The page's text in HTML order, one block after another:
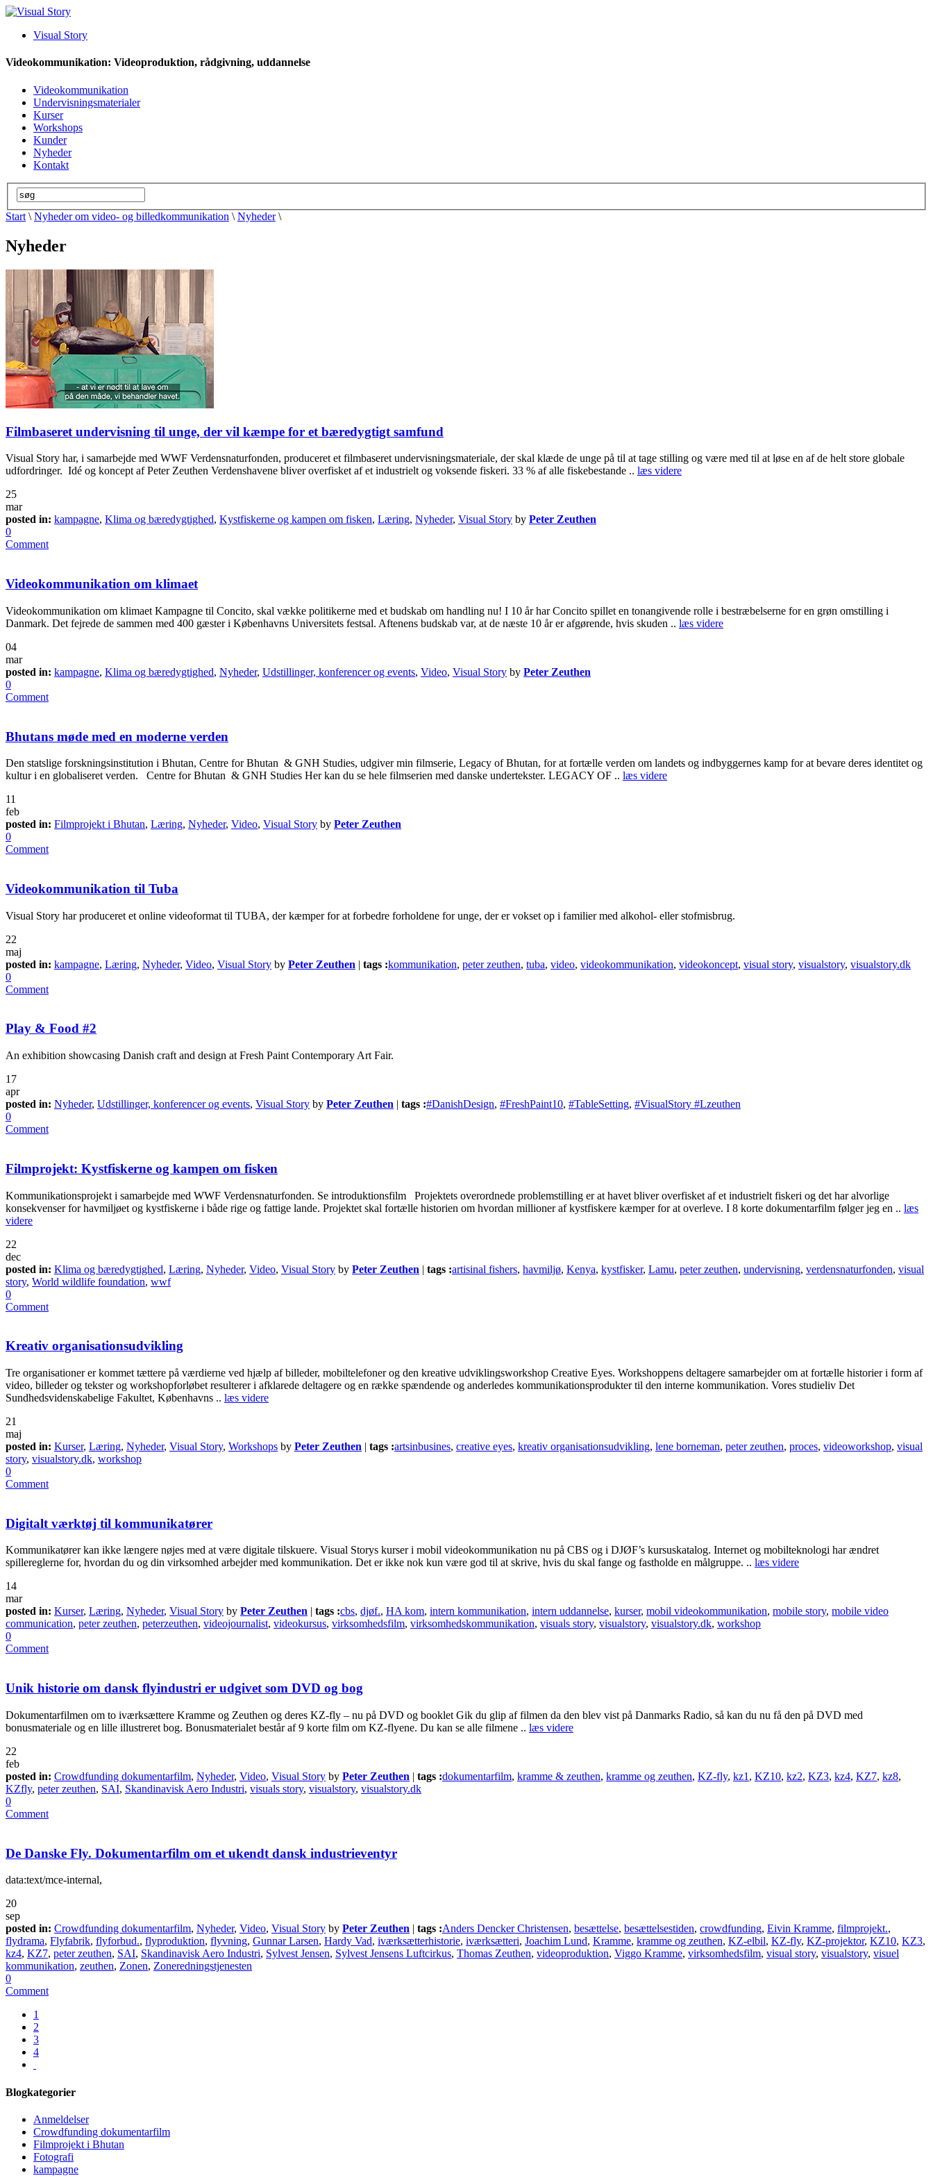
Visual Story
Videokommunikation: Videoproduktion, rådgivning, uddannelse
Videokommunikation
Undervisningsmaterialer
Kurser
Workshops
Kunder
Nyheder
Kontakt
Start \ Nyheder om video- og billedkommunikation \ Nyheder\
Nyheder
Filmbaseret undervisning til unge, der vil kæmpe for et bæredygtigt samfund
Visual Story har, i samarbejde med WWF Verdensnaturfonden, produceret et filmbaseret undervisningsmateriale, der skal klæde de unge på til at tage stilling og være med til at løse en af de helt store globale
udfordringer. Idé og koncept af Peter Zeuthen Verdenshavene bliver overfisket af et industrielt og voksende fiskeri. 33 % af alle fiskebestande .. læs videre
25
mar
posted in: kampagne, Klima og bæredygtighed, Kystfiskerne og kampen om fisken, Læring, Nyheder, Visual Story by Peter Zeuthen
0
Comment
Videokommunikation om klimaet
Videokommunikation om klimaet Kampagne til Concito, skal vække politikerne med et budskab om handling nu! I 10 år har Concito spillet en tonangivende rolle i bestræbelserne for en grøn omstilling i
Danmark. Det fejrede de sammen med 400 gæster i Københavns Universitets festsal. Aftenens budskab var, at de næste 10 år er afgørende, hvis skuden .. læs videre
04
mar
posted in: kampagne, Klima og bæredygtighed, Nyheder, Udstillinger, konferencer og events, Video, Visual Story by Peter Zeuthen
0
Comment
Bhutans møde med en moderne verden
Den statslige forskningsinstitution i Bhutan, Centre for Bhutan & GNH Studies, udgiver min filmserie, Legacy of Bhutan, for at fortælle verden om landets og indbyggernes kamp for at bevare deres identitet og
kultur i en globaliseret verden. Centre for Bhutan & GNH Studies Her kan du se hele filmserien med danske undertekster. LEGACY OF .. læs videre
11
feb
posted in: Filmprojekt i Bhutan, Læring, Nyheder, Video, Visual Story by Peter Zeuthen
0
Comment
Videokommunikation til Tuba
Visual Story har produceret et online videoformat til TUBA, der kæmper for at forbedre forholdene for unge, der er vokset op i familier med alkohol- eller stofmisbrug.
22
maj
posted in: kampagne, Læring, Nyheder, Video, Visual Story by Peter Zeuthen | tags :kommunikation, peter zeuthen, tuba, video, videokommunikation, videokoncept, visual story, visualstory, visualstory.dk
0
Comment
Play & Food #2
An exhibition showcasing Danish craft and design at Fresh Paint Contemporary Art Fair.
17
apr
posted in: Nyheder, Udstillinger, konferencer og events, Visual Story by Peter Zeuthen | tags :#DanishDesign, #FreshPaint10, #TableSetting, #VisualStory #Lzeuthen
0
Comment
Filmprojekt: Kystfiskerne og kampen om fisken
Kommunikationsprojekt i samarbejde med WWF Verdensnaturfonden. Se introduktionsfilm Projektets overordnede problemstilling er at havet bliver overfisket af et industrielt fiskeri og det har alvorlige
konsekvenser for havmiljøet og kystfiskerne i både rige og fattige lande. Projektet skal fortælle historien om hvordan millioner af kystfiskere kæmper for at overleve. I 8 korte dokumentarfilm følger jeg en .. læs
videre
22
dec
posted in: Klima og bæredygtighed, Læring, Nyheder, Video, Visual Story by Peter Zeuthen | tags :artisinal fishers, havmiljø, Kenya, kystfisker, Lamu, peter zeuthen, undervisning, verdensnaturfonden, visual
story, World wildlife foundation, wwf
0
Comment
Kreativ organisationsudvikling
Tre organisationer er kommet tættere på værdierne ved hjælp af billeder, mobiltelefoner og den kreative udviklingsworkshop Creative Eyes. Workshoppens deltagere samarbejder om at fortælle historier i form af
video, billeder og tekster og workshopforløbet resulterer i afklarede deltagere og en række spændende og anderledes kommunikationsprodukter til den interne kommunikation. Vores studieliv Det
Sundhedsvidenskabelige Fakultet, Københavns .. læs videre
21
maj
posted in: Kurser, Læring, Nyheder, Visual Story, Workshops by Peter Zeuthen | tags :artsinbusines, creative eyes, kreativ organisationsudvikling, lene borneman, peter zeuthen, proces, videoworkshop, visual
story, visualstory.dk, workshop
0
Comment
Digitalt værktøj til kommunikatører
Kommunikatører kan ikke længere nøjes med at være digitale tilskuere. Visual Storys kurser i mobil videokommunikation nu på CBS og i DJØF’s kursuskatalog. Internet og mobilteknologi har ændret
spillereglerne for, hvordan du og din virksomhed arbejder med kommunikation. Det er ikke nok kun være god til at skrive, hvis du skal fange og fastholde en målgruppe. .. læs videre
14
mar
posted in: Kurser, Læring, Nyheder, Visual Story by Peter Zeuthen | tags :cbs, djøf., HA kom, intern kommunikation, intern uddannelse, kurser, mobil videokommunikation, mobile story, mobile video
communication, peter zeuthen, peterzeuthen, videojournalist, videokursus, virksomhedsfilm, virksomhedskommunikation, visuals story, visualstory, visualstory.dk, workshop
0
Comment
Unik historie om dansk flyindustri er udgivet som DVD og bog
Dokumentarfilmen om to iværksættere Kramme og Zeuthen og deres KZ-fly – nu på DVD og booklet Gik du glip af filmen da den blev vist på Danmarks Radio, så kan du nu få den på DVD med
bonusmateriale og en lille illustreret bog. Bonusmaterialet består af 9 korte film om KZ-flyene. Du kan se alle filmene .. læs videre
22
feb
posted in: Crowdfunding dokumentarfilm, Nyheder, Video, Visual Story by Peter Zeuthen | tags :dokumentarfilm, kramme & zeuthen, kramme og zeuthen, KZ-fly, kz1 , KZ10, kz2, KZ3, kz4, KZ7, kz8,
KZfly, peter zeuthen, SAI, Skandinavisk Aero Industri, visuals story, visualstory, visualstory.dk
0
Comment
De Danske Fly. Dokumentarfilm om et ukendt dansk industrieventyr
data:text/mce-internal,
20
sep
posted in: Crowdfunding dokumentarfilm, Nyheder, Video, Visual Story by Peter Zeuthen | tags :Anders Dencker Christensen, besættelse, besættelsestiden, crowdfunding, Eivin Kramme, filmprojekt.,
flydrama, Flyfabrik, flyforbud., flyproduktion, flyvning, Gunnar Larsen, Hardy Vad, iværksætterhistorie, iværksætteri, Joachim Lund, Kramme, kramme og zeuthen, KZ-elbil, KZ-fly, KZ-projektor, KZ10, KZ3,
kz4, KZ7, peter zeuthen, SAI, Skandinavisk Aero Industri, Sylvest Jensen, Sylvest Jensens Luftcirkus, Thomas Zeuthen, videoproduktion, Viggo Kramme, virksomhedsfilm, visual story, visualstory, visuel
kommunikation, zeuthen, Zonen, Zoneredningstjenesten
0
Comment
1
2
3
4
Blogkategorier
Anmeldelser
Crowdfunding dokumentarfilm
Filmprojekt i Bhutan
Fotografi
kampagne